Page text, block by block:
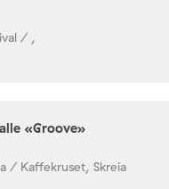
/ ,
«Groove»
/ Kaffekruset, Skreia